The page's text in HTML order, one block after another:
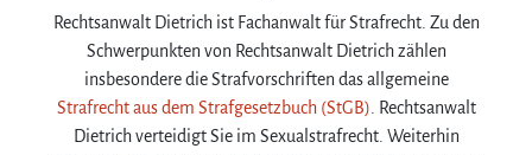
Rechtsanwalt Dietrich ist Fachanwalt für Strafrecht. Zu den
Schwerpunkten von Rechtsanwalt Dietrich zählen
insbesondere die Strafvorschriften das allgemeine
Strafrecht aus dem Strafgesetzbuch (StGB) . Rechtsanwalt
Dietrich verteidigt Sie im Sexualstrafrecht. Weiterhin